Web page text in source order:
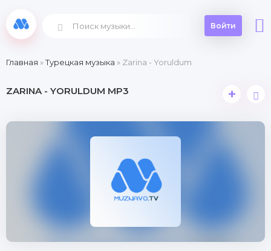
Войти
Главная »Турецкая музыка » Zarina - Yoruldum
ZARINA - YORULDUM MP3 +